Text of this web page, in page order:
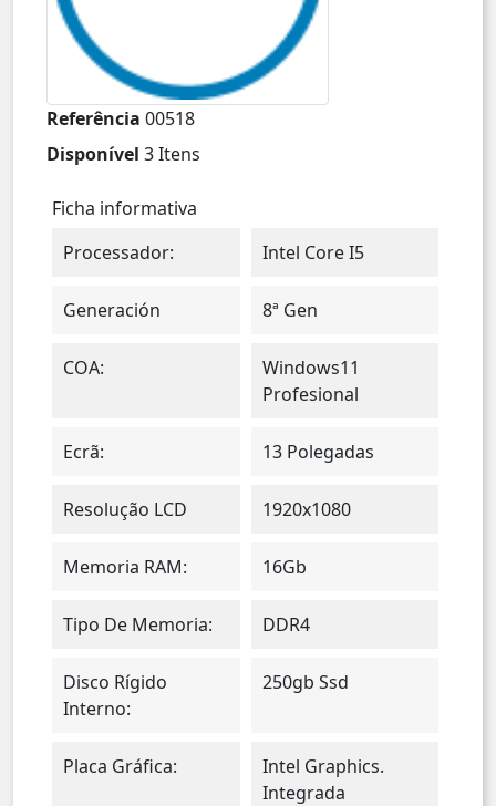
Referência 00518
Disponível 3 Itens
Ficha informativa
Processador:
Intel Core I5
Generación 8ª Gen
COA:
Windows11
Profesional
Ecrã: 13 Polegadas
Resolução LCD 1920x1080
Memoria RAM: 16Gb
Tipo De Memoria: DDR4
Disco Rígido
Interno:
250gb Ssd
Placa Gráfica:
Intel Graphics.
Integrada